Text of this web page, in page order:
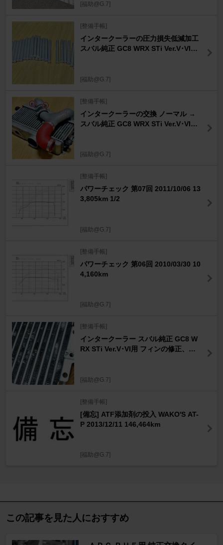
[福助@G.7]
[整備手帳]
インタークーラーの圧力損失低減加工
スバル純正 GC8 WRX STi Ver.V･VI用
[福助@G.7]
[整備手帳]
インタークーラーの交換 ノーマル →
スバル純正 GC8 WRX STi Ver.V･VI用
[福助@G.7]
[整備手帳]
パワーチェック 第07回 2011/10/06 13
3,805km 1/2
[福助@G.7]
[整備手帳]
パワーチェック 第06回 2010/03/30 10
4,160km
[福助@G.7]
[整備手帳]
インタークーラー スバル純正 GC8 W
RX STi Ver.V･VI用 フィンの修正、文
[福助@G.7]
[整備手帳]
[備忘] ATF添加剤の投入 WAKO'S AT-
P 2013/12/11 146,464km
[福助@G.7]
この記事を見た人におすすめ